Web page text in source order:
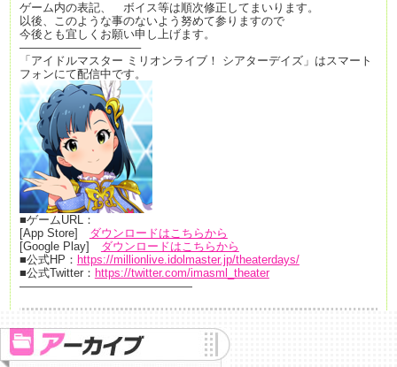
ゲーム内の表記、 ボイス等は順次修正してまいります。
以後、このような事のないよう努めて参りますので
今後とも宜しくお願い申し上げます。
——————————–
「アイドルマスター ミリオンライブ！ シアターデイズ」はスマート
フォンにて配信中です。
■ゲームURL：
[App Store] ダウンロードはこちらから
[Google Play] ダウンロードはこちらから
■公式HP： https://millionlive.idolmaster.jp/theaterdays/
■公式Twitter： https://twitter.com/imasml_theater
———————————————